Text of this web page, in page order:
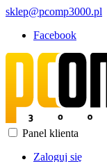
sklep@pcomp3000.pl
Facebook
Panel klienta
Zaloguj się